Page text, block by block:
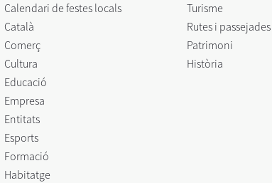
Calendari de festes locals
Català
Comerç
Cultura
Educació
Empresa
Entitats
Esports
Formació
Habitatge
Turisme
Rutes i passejades
Patrimoni
Història